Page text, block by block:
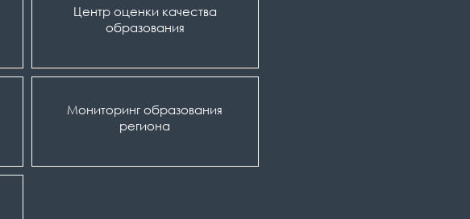
Центр оценки качества
образования
Мониторинг образования
региона